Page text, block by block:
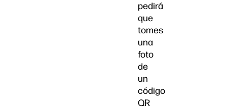
pedirá
que
tomes
una
foto
de
un
código
QR